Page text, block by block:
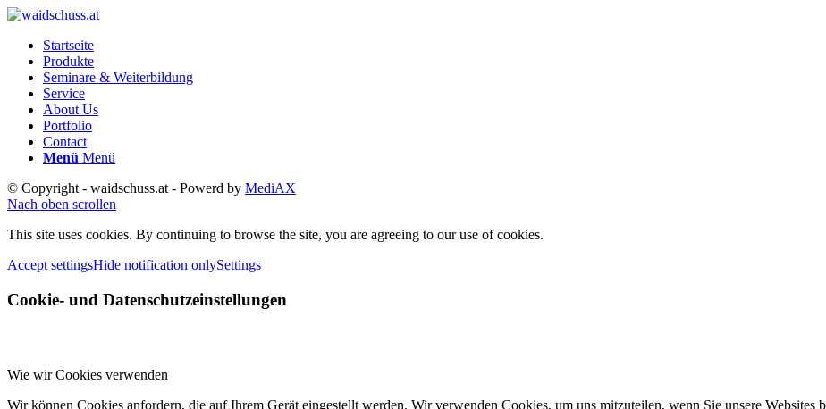
Startseite
Produkte
Seminare & Weiterbildung
Service
About Us
Portfolio
Contact
Menü Menü
© Copyright - waidschuss.at - Powerd by MediAX
Nach oben scrollen
This site uses cookies. By continuing to browse the site, you are agreeing to our use of cookies.
Accept settingsHide notification onlySettings
Cookie- und Datenschutzeinstellungen
Wie wir Cookies verwenden
Wir können Cookies anfordern, die auf Ihrem Gerät eingestellt werden. Wir verwenden Cookies, um uns mitzuteilen, wenn Sie unsere Websites